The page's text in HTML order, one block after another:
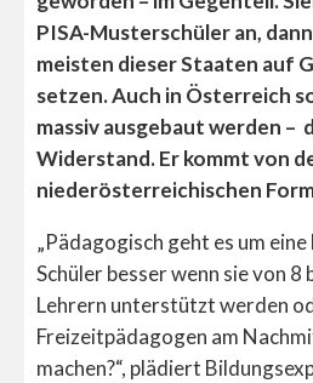
PISA-Musterschüler an,
meisten dieser Staaten auf
setzen. Auch in Österreich
massiv ausgebaut werden –
Widerstand. Er kommt von
niederösterreichischen
„Pädagogisch geht es um
Schüler besser wenn sie von 8
Lehrern unterstützt werden
Freizeitpädagogen am
machen?“, plädiert